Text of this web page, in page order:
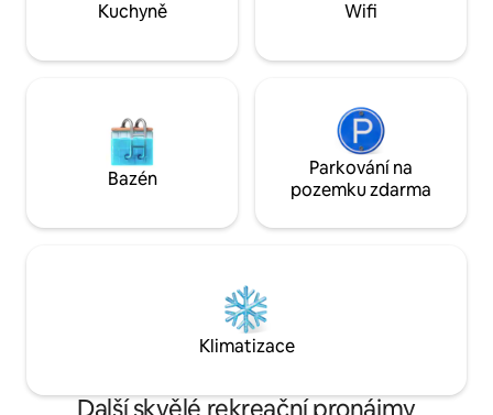
kuchyně a skvělá filmová knihovna.
Gap. Přijďte a
Kuchyně Wifi
Bazén
Parkování na
pozemku zdarma
Klimatizace